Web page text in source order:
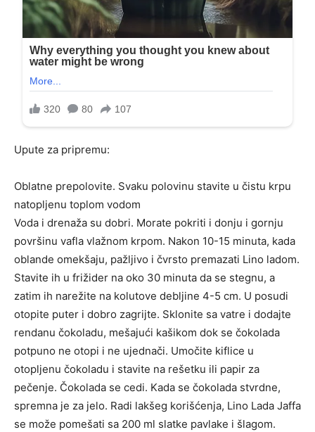
Upute za pripremu:
Oblatne prepolovite. Svaku polovinu stavite u čistu krpu
natopljenu toplom vodom
Voda i drenaža su dobri. Morate pokriti i donju i gornju
površinu vafla vlažnom krpom. Nakon 10-15 minuta, kada
oblande omekšaju, pažljivo i čvrsto premazati Lino ladom.
Stavite ih u frižider na oko 30 minuta da se stegnu, a
zatim ih narežite na kolutove debljine 4-5 cm. U posudi
otopite puter i dobro zagrijte. Sklonite sa vatre i dodajte
rendanu čokoladu, mešajući kašikom dok se čokolada
potpuno ne otopi i ne ujednači. Umočite kiflice u
otopljenu čokoladu i stavite na rešetku ili papir za
pečenje. Čokolada se cedi. Kada se čokolada stvrdne,
spremna je za jelo. Radi lakšeg korišćenja, Lino Lada Jaffa
se može pomešati sa 200 ml slatke pavlake i šlagom.